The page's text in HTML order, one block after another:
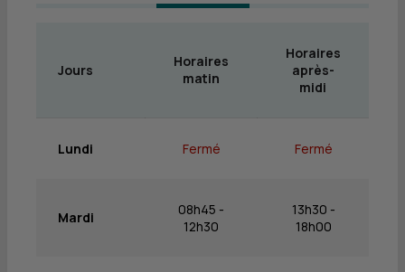
Jours
Horaires
matin
Horaires
après-
midi
Lundi Fermé Fermé
Mardi
08h45 -
12h30
13h30 -
18h00